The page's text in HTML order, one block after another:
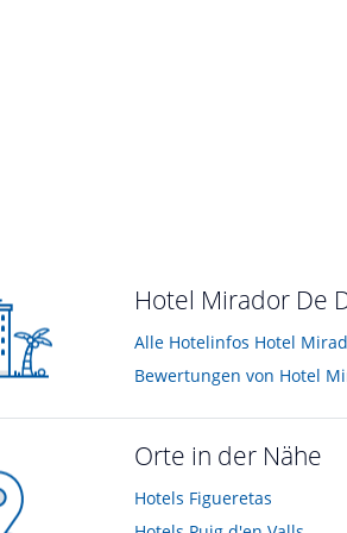
Hotel Mirador De
Alle Hotelinfos Hotel
Bewertungen von Hotel
Orte in der Nähe
Hotels Figueretas